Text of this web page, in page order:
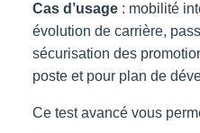
Cas d’usage : mobilité
évolution de carrière,
sécurisation des
poste et pour plan de
Ce test avancé vous